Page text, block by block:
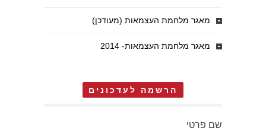
מאגר מלחמת העצמאות (מעודכן)
מאגר מלחמת העצמאות- 2014
הרשמה לעדכונים
שם פרטי